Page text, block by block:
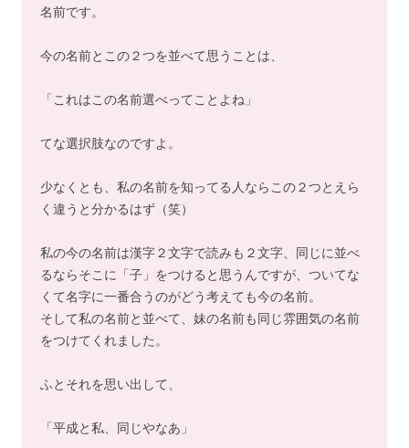
名前です。
今の名前とこの２つを並べて思うことは、
「これはこの名前選べってことよね」
てな選択肢なのですよ。
少なくとも、私の名前を知ってる人ならこの２つとえら
く違うと分かるはず（笑）
私の今の名前は漢字２文字で読みも２文字、同じに並べ
るならそこに「子」をつけると思うんですが、ついてな
くて名字に一番合うのがどう考えても今の名前。
そして私の名前と並べて、妹の名前も同じ雰囲気の名前
をつけてくれました。
ふとそれを思い出して、
「平成と私、同じやなあ」